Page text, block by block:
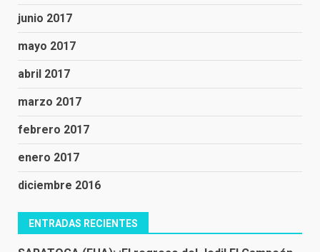
junio 2017
mayo 2017
abril 2017
marzo 2017
febrero 2017
enero 2017
diciembre 2016
ENTRADAS RECIENTES